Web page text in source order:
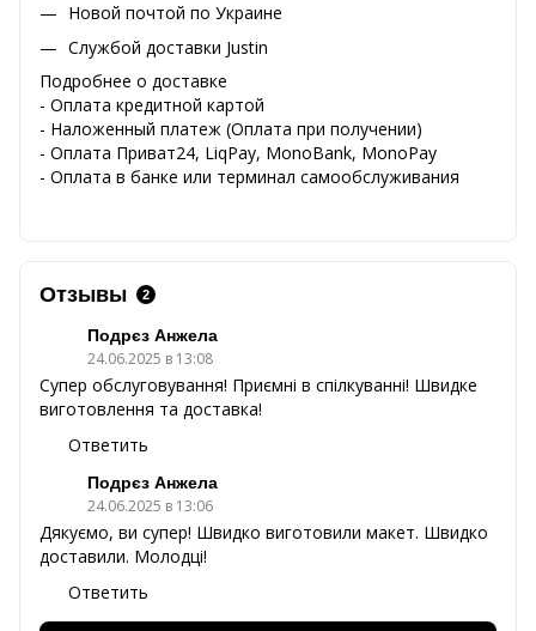
Новой почтой по Украине
Службой доставки Justin
Подробнее о доставке
- Оплата кредитной картой
- Наложенный платеж (Оплата при получении)
- Оплата Приват24, LiqPay, MonoBank, MonoPay
- Оплата в банке или терминал самообслуживания
Отзывы 2
Подрєз Анжела
24.06.2025 в 13:08
Супер обслуговування! Приємні в спілкуванні! Швидке
виготовлення та доставка!
Ответить
Подрєз Анжела
24.06.2025 в 13:06
Дякуємо, ви супер! Швидко виготовили макет. Швидко
доставили. Молодці!
Ответить